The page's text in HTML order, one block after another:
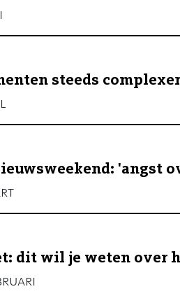
steeds complexer
'angst
dit wil je weten over